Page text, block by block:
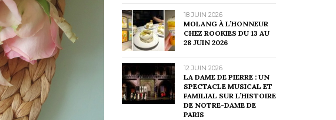
18 JUIN 2026
MOLANG À L’HONNEUR
CHEZ ROOKIES DU 13 AU
28 JUIN 2026
12 JUIN 2026
LA DAME DE PIERRE : UN
SPECTACLE MUSICAL ET
FAMILIAL SUR L’HISTOIRE
DE NOTRE-DAME DE
PARIS